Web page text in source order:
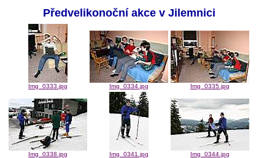
Předvelikonoční akce v Jilemnici
Img_0333.jpg Img_0334.jpg Img_0335.jpg
Img_0338.jpg Img_0341.jpg Img_0344.jpg